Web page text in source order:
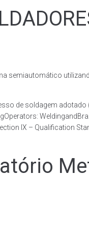
de soldagem
IX – Qualification